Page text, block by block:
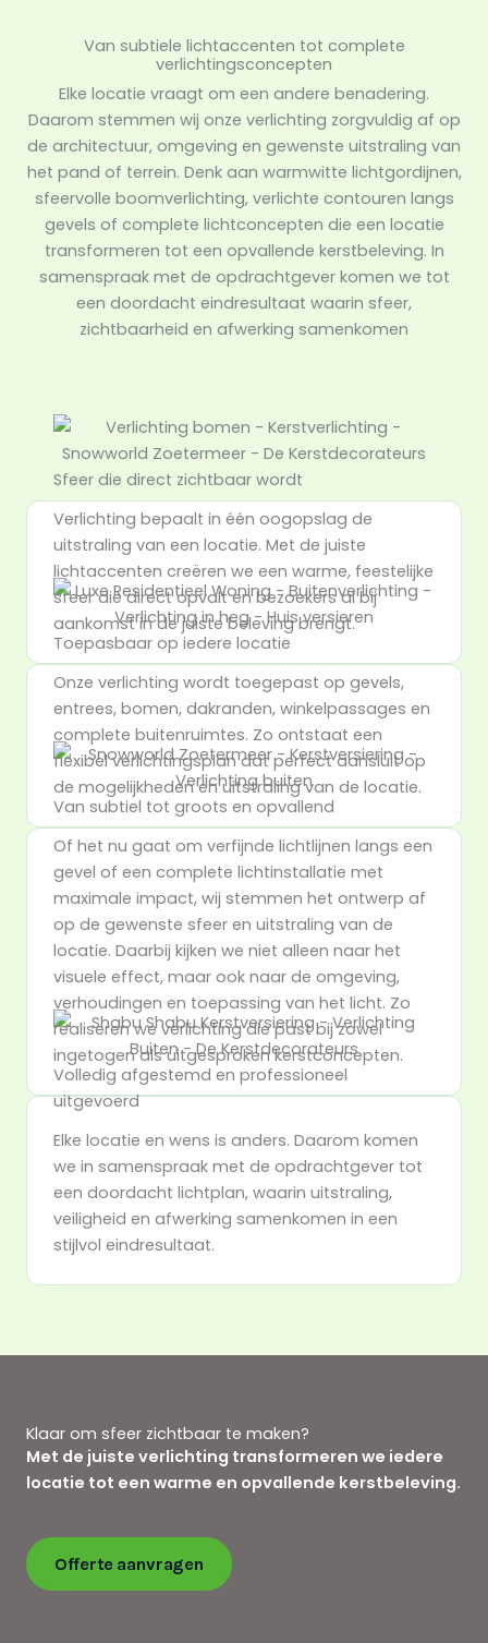
Van subtiele lichtaccenten tot complete
verlichtingsconcepten
Elke locatie vraagt om een andere benadering.
Daarom stemmen wij onze verlichting zorgvuldig af op
de architectuur, omgeving en gewenste uitstraling van
het pand of terrein. Denk aan warmwitte lichtgordijnen,
sfeervolle boomverlichting, verlichte contouren langs
gevels of complete lichtconcepten die een locatie
transformeren tot een opvallende kerstbeleving. In
samenspraak met de opdrachtgever komen we tot
een doordacht eindresultaat waarin sfeer,
zichtbaarheid en afwerking samenkomen
Sfeer die direct zichtbaar wordt
Verlichting bepaalt in één oogopslag de
uitstraling van een locatie. Met de juiste
lichtaccenten creëren we een warme, feestelijke
sfeer die direct opvalt en bezoekers al bij
aankomst in de juiste beleving brengt.
Toepasbaar op iedere locatie
Onze verlichting wordt toegepast op gevels,
entrees, bomen, dakranden, winkelpassages en
complete buitenruimtes. Zo ontstaat een
flexibel verlichtingsplan dat perfect aansluit op
de mogelijkheden en uitstraling van de locatie.
Van subtiel tot groots en opvallend
Of het nu gaat om verfijnde lichtlijnen langs een
gevel of een complete lichtinstallatie met
maximale impact, wij stemmen het ontwerp af
op de gewenste sfeer en uitstraling van de
locatie. Daarbij kijken we niet alleen naar het
visuele effect, maar ook naar de omgeving,
verhoudingen en toepassing van het licht. Zo
realiseren we verlichting die past bij zowel
ingetogen als uitgesproken kerstconcepten.
Volledig afgestemd en professioneel
uitgevoerd
Elke locatie en wens is anders. Daarom komen
we in samenspraak met de opdrachtgever tot
een doordacht lichtplan, waarin uitstraling,
veiligheid en afwerking samenkomen in een
stijlvol eindresultaat.
Klaar om sfeer zichtbaar te maken?
Met de juiste verlichting transformeren we iedere
locatie tot een warme en opvallende kerstbeleving.
Offerte aanvragen